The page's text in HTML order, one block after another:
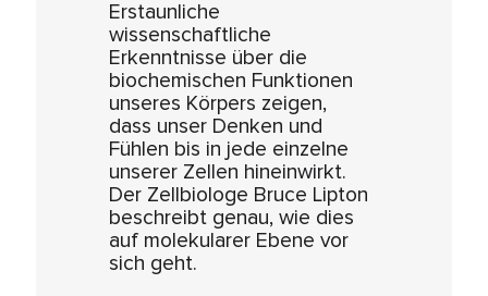
Erstaunliche
wissenschaftliche
Erkenntnisse über die
biochemischen Funktionen
unseres Körpers zeigen,
dass unser Denken und
Fühlen bis in jede einzelne
unserer Zellen hineinwirkt.
Der Zellbiologe Bruce Lipton
beschreibt genau, wie dies
auf molekularer Ebene vor
sich geht.